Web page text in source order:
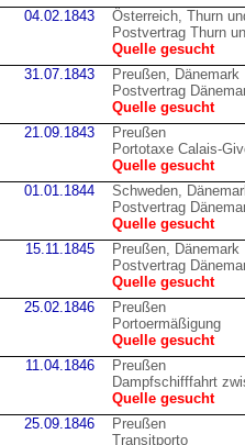
04.02.1843
Österreich, Thurn
Postvertrag Thurn
Quelle gesucht
31.07.1843
Preußen, Dänemark
Postvertrag
Quelle gesucht
21.09.1843
Preußen
Portotaxe Calais-
Quelle gesucht
01.01.1844
Schweden,
Postvertrag
Quelle gesucht
15.11.1845
Preußen, Dänemark
Postvertrag
Quelle gesucht
25.02.1846
Preußen
Portoermäßigung
Quelle gesucht
11.04.1846
Preußen
Dampfschifffahrt
Quelle gesucht
25.09.1846
Preußen
Transitporto